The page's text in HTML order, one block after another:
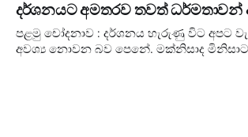
දර්ශනයට අමතරව තවත් ධර්මතාවන්
පළමු චෝදනාව : දර්ශනය හැරුණු විට අපට
අවශ්‍ය නොවන බව පෙනේ. මක්නිසාද